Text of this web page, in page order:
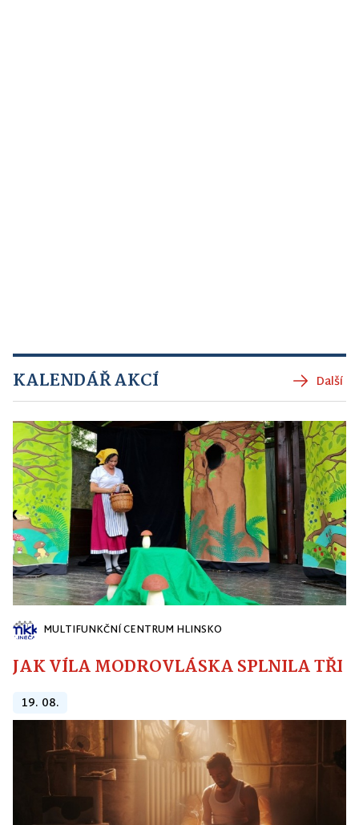
KALENDÁŘ AKCÍ Další
MULTIFUNKČNÍ CENTRUM HLINSKO
JAK VÍLA MODROVLÁSKA SPLNILA
19. 08.